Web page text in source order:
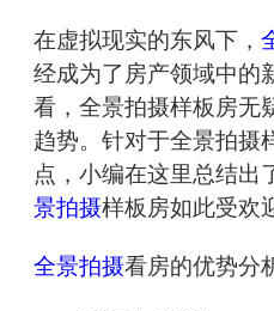
在虚拟现实的东风下，
经成为了房产领域中的
看，全景拍摄样板房无
趋势。针对于全景拍摄
点，小编在这里总结出
景拍摄样板房如此受欢
全景拍摄看房的优势分